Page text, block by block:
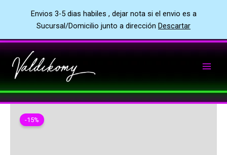
Envios 3-5 dias habiles , dejar nota si el envio es a
Sucursal/Domicilio junto a dirección Descartar
al
contenido
-15%